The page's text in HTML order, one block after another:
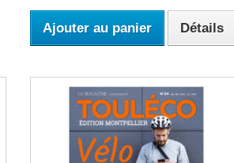
Ajouter au panier Détails